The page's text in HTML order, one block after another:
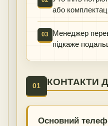
або
03
Менеджер
підкаже
01 КОНТАКТИ
Основний